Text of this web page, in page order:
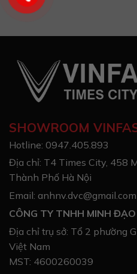
SHOWROOM
Hotline: 0947.405.893
Địa chỉ: T4 Times City, 458
Thành Phố Hà Nội
Email: anhnv.dvc@gmail.com
CÔNG TY TNHH MINH
Địa chỉ trụ sở: Tổ 2 phường
Việt Nam
MST: 4600260039